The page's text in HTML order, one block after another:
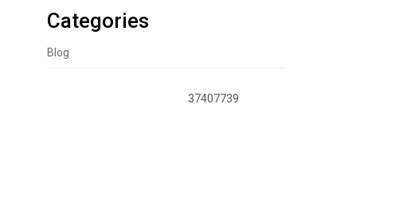
Categories
Blog
37407739